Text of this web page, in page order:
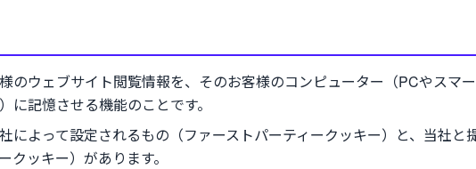
のウェブサイト閲覧情報を、そのお客様のコンピューター（PCやスマ
に記憶させる機能のことです。
によって設定されるもの（ファーストパーティークッキー）と、当社
クッキー）があります。